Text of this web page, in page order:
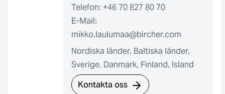
Telefon: +46 70 827 80 70
E-Mail:
mikko.laulumaa@bircher.com
Nordiska länder, Baltiska länder,
Sverige, Danmark, Finland, Island
Kontakta oss